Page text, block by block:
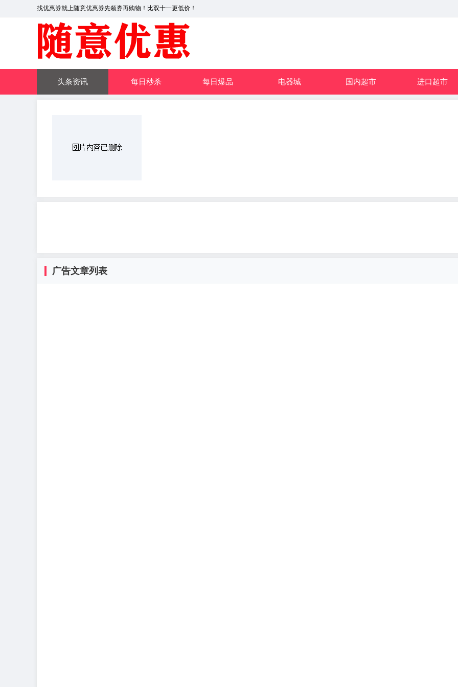
找优惠券就上随意优惠券先领券再购物！比双十一更低价！
头条资讯 每日秒杀 每日爆品 电器城 国内超市 进口超市
广告文章列表